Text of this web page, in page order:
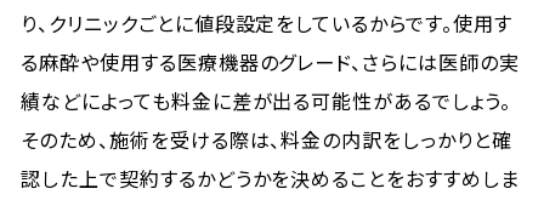
り、クリニックごとに値段設定をしているからです。使用す
る麻酔や使用する医療機器のグレード、さらには医師の実
績などによっても料金に差が出る可能性があるでしょう。
そのため、施術を受ける際は、料金の内訳をしっかりと確
認した上で契約するかどうかを決めることをおすすめしま